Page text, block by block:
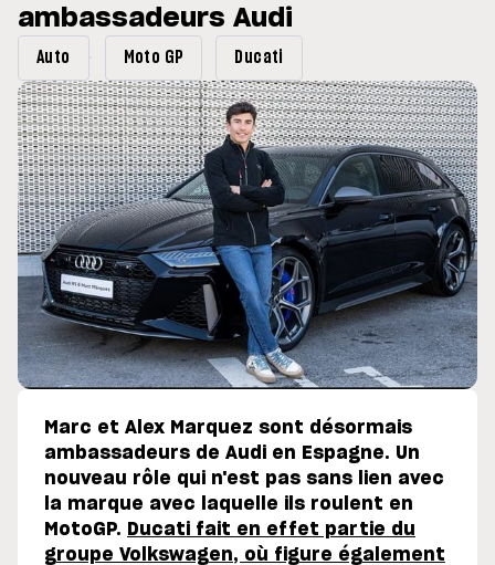
du GP de Grande-
MOTO GP
retour en septembre
ambassadeurs Audi
Auto Moto GP Ducati
Marc et Alex Marquez sont désormais
ambassadeurs de Audi en Espagne. Un
nouveau rôle qui n'est pas sans lien avec
la marque avec laquelle ils roulent en
MotoGP. Ducati fait en effet partie du
groupe Volkswagen, où figure également